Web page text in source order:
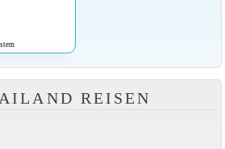
REISEN